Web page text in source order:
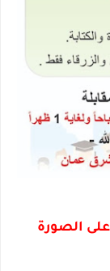
الصورة